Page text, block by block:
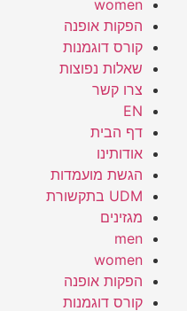
women
הפקות אופנה
קורס דוגמנות
שאלות נפוצות
צרו קשר
EN
דף הבית
אודותינו
הגשת מועמדות
UDM בתקשורת
מגזינים
men
women
הפקות אופנה
קורס דוגמנות